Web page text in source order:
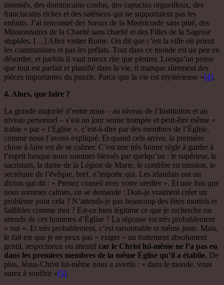
insensés, des dominicains confus, des capucins orgueilleux, des
franciscains riches et des salésiens qui ne supportaient pas les
enfants. J’ai rencontré des Sœurs de la Miséricorde sans pitié, des
Missionnaires de la Charité sans charité et des Filles de la Sagesse
stupides. […] Allez visiter Rome. On dit que c’est la ville où prient
les communistes et pas les prélats. Tout dans ce monde est un peu en
désordre, et parfois il vaut mieux rire que pleurer. Lorsqu’on pense
que tout est parfait et planifié dans la vie, il manque sûrement des
pièces importantes du puzzle. Parce que la vie est mystérieuse »[4].
4. Alors, que faire ?
La grande majorité d’entre nous – au niveau de l’Institution et au
niveau personnel – s’est un jour sentie trompée et peut-être même «
trahie » par « l’Église », c’est-à-dire par des membres de l’Église,
comme nous l’avons expliqué. Et quand cela arrive, la première
chose à faire est de se calmer. C’est une très bonne règle à garder à
l’esprit lorsque nous sommes blessés par quelqu’un : le supérieur, le
sacristain, la dame de la Légion de Marie, le confrère en mission, le
secrétaire de l’évêque, bref, n’importe qui. Les irlandais ont un
dicton qui dit : « Prenez conseil avec votre oreiller ». Et une fois que
nous sommes calmes, on se demande : Dois-je vraiment créer un
problème pour cela ? N’attends-je pas beaucoup des êtres mortels et
faillibles comme moi ? Est-ce bien légitime ce que je recherche ou
attends de ces hommes d’Église ? La réponse est très probablement
« oui ». Et très probablement, c’est raisonnable et même juste. Mais,
le fait est que je ne peux pas « exiger » un traitement absolument
gentil, respectueux ou attentif car le Christ lui-même ne l’a pas eu
dans les premiers membres de la même Église qu’il a établie. De
plus, Jésus-Christ lui-même nous a avertis : « dans le monde, vous
aurez à souffrir »[5].